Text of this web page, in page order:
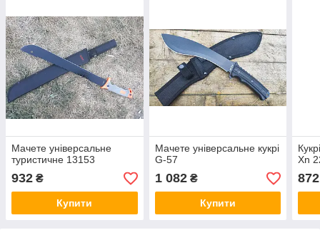
Мачете універсальне
туристичне 13153
932 ₴
Купити
Мачете універсальне кукрі
G-57
1 082₴
Купити
Xn
872